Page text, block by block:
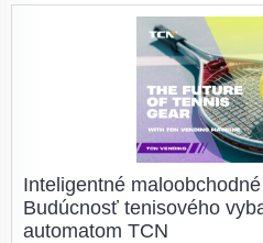
Inteligentné
Budúcnosť tenisového
automatom TCN